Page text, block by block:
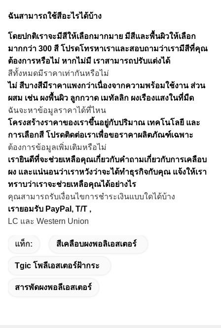
ฉันสามารถใช้สีอะไรได้บ้าง
โดยปกติเราจะมีสีให้เลือกมากมาย มีสีและพื้นผิวให้เลือก
มากกว่า 300 สี โปรดโทรหาเราและสอบถามว่าเรามีสีที่คุณ
ต้องการหรือไม่ หากไม่มี เราสามารถปรับแต่งได้
สีทั้งหมดมีราคาเท่ากันหรือไม่
ไม่ สีบางสีมีราคาแพงกว่าเนื่องจากความพร้อมใช้งาน ส่วน
ผสม เช่น ผงพื้นผิว ลูกกวาด เมทัลลิก ผงเรืองแสงในที่มืด
ฉันจะหาข้อมูลราคาได้ที่ไหน
โครงสร้างราคาของเราขึ้นอยู่กับปริมาณ เทคโนโลยี และ
การเลือกสี โปรดติดต่อเราเพื่อขอราคาผลิตภัณฑ์เฉพาะ
ต้องการข้อมูลเพิ่มเติมหรือไม่
เรายินดีที่จะช่วยเหลือคุณเกี่ยวกับคำถามเกี่ยวกับการเคลือบ
ผง และแน่นอนว่าเราหวังว่าจะได้ทำธุรกิจกับคุณ แจ้งให้เรา
ทราบว่าเราจะช่วยเหลือคุณได้อย่างไร
คุณสามารถรับเงื่อนไขการชำระเงินแบบใดได้บ้าง
เรายอมรับ PayPal, T/T ,
LC และ Western Union
แท็ก: สีเคลือบผงพอลิเอสเตอร์
Tgic โพลีเอสเตอร์ฝ้ากระ
สารพัดผงพอลีเอสเตอร์